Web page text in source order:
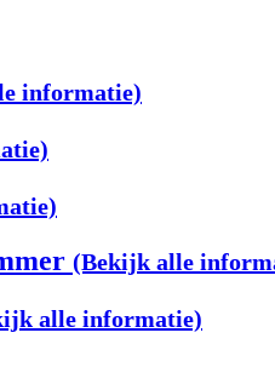
informatie)
(Bekijk alle
alle informatie)